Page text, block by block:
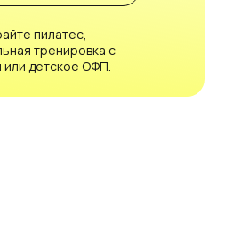
пилатес,
тренировка с
детское ОФП.